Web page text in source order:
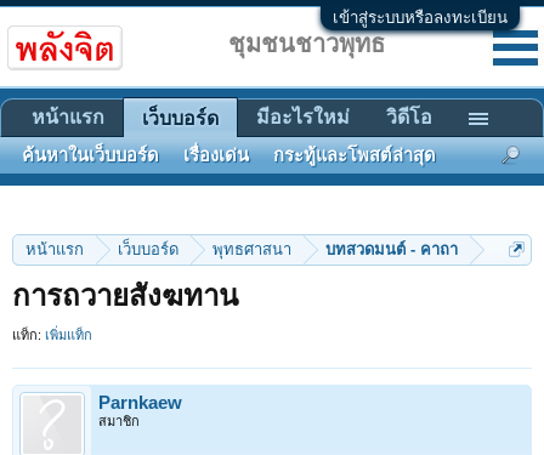
เข้าสู่ระบบหรือลงทะเบียน
หน้าแรก เว็บบอร์ด พุทธศาสนา บทสวดมนต์ - คาถา
การถวายสังฆทาน
แท็ก: เพิ่มแท็ก
Parnkaew
สมาชิก
ชุมชนชาวพุทธ
หน้าแรก เว็บบอร์ด
ค้นหาในเว็บบอร์ด เรื่องเด่น กระทู้และโพสต์ล่าสุด
มีอะไรใหม่ วิดีโอ